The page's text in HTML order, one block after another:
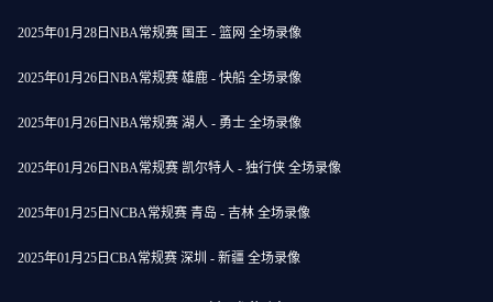
2025年01月28日NBA常规赛 国王 - 篮网 全场录像
2025年01月26日NBA常规赛 雄鹿 - 快船 全场录像
2025年01月26日NBA常规赛 湖人 - 勇士 全场录像
2025年01月26日NBA常规赛 凯尔特人 - 独行侠 全场录像
2025年01月25日NCBA常规赛 青岛 - 吉林 全场录像
2025年01月25日CBA常规赛 深圳 - 新疆 全场录像